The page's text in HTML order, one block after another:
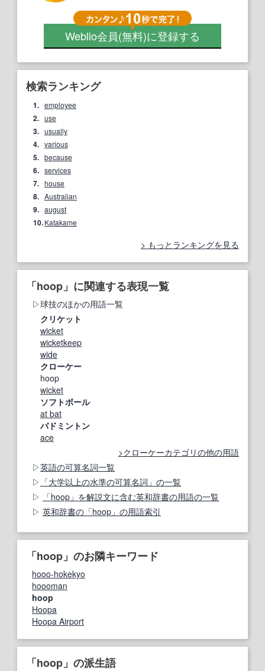
Weblio会員(無料)に登録する
検索ランキング
1. employee
2. use
3. usually
4. various
5. because
6. services
7. house
8. Australian
9. august
10.Katakame
もっとランキングを見る
「hoop」に関連する表現一覧
球技のほかの用語一覧
クリケット
wicket
wicketkeep
wide
クローケー
hoop
wicket
ソフトボール
at bat
バドミントン
ace
クローケーカテゴリの他の用語
英語の可算名詞一覧
「大学以上の水準の可算名詞」の一覧
「hoop」を解説文に含む英和辞書の用語の一覧
英和辞書の「hoop」の用語索引
「hoop」のお隣キーワード
hooo-hokekyo
hoooman
hoop
Hoopa
Hoopa Airport
「hoop」の派生語